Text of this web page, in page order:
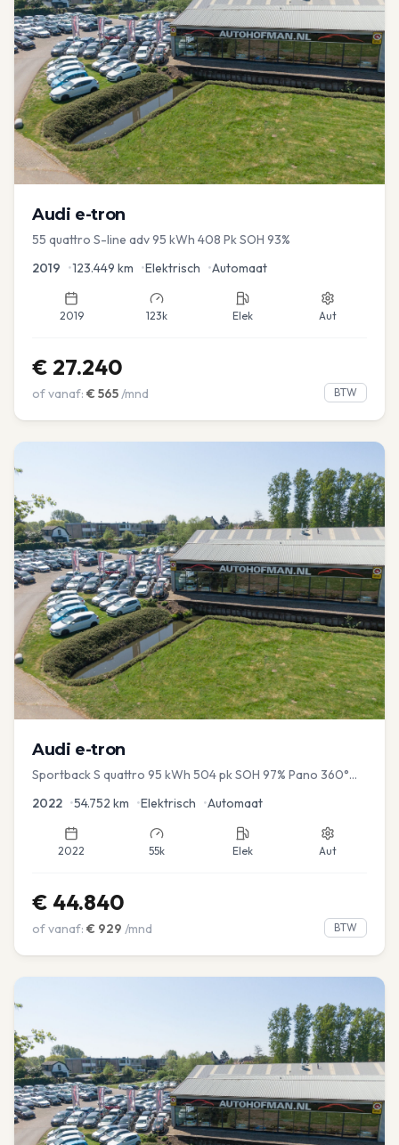
Audi e-tron
55 quattro S-line adv 95 kWh 408 Pk SOH 93%
2019 •123.449 km •Elektrisch •Automaat
2019 123k Elek Aut
€ 27.240
of vanaf: € 565/mnd BTW
Audi e-tron
Sportback S quattro 95 kWh 504 pk SOH 97% Pano 360°
2022 •54.752 km •Elektrisch •Automaat
2022 55k Elek Aut
€ 44.840
of vanaf: € 929 /mnd BTW